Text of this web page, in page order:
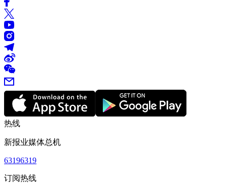
热线
新报业媒体总机
63196319
订阅热线